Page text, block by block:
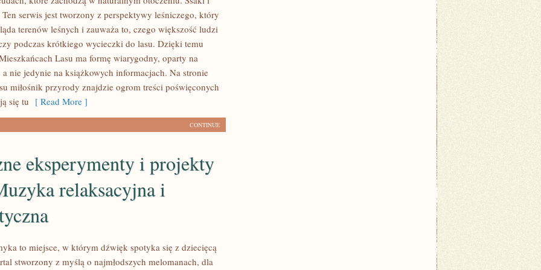
serwis jest tworzony z perspektywy leśniczego, który
terenów leśnych i zauważa to, czego większość ludzi
podczas krótkiego wycieczki do lasu. Dzięki temu
Lasu ma formę wiarygodny, oparty na
nie jedynie na książkowych informacjach. Na stronie
miłośnik przyrody znajdzie ogrom treści poświęconych
się tu [ Read More ]
CONTINUE
eksperymenty i projekty
relaksacyjna i
to miejsce, w którym dźwięk spotyka się z dziecięcą
stworzony z myślą o najmłodszych melomanach, dla